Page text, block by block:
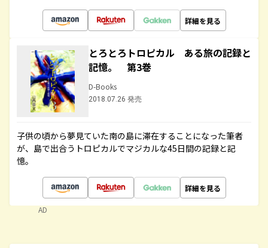
詳細を見る
とろとろトロピカル ある旅の記録と
記憶。 第3巻
D-Books
2018.07.26 発売
子供の頃から夢見ていた南の島に滞在することになった筆者
が、島で出合うトロピカルでマジカルな45日間の記録と記
憶。
詳細を見る
AD